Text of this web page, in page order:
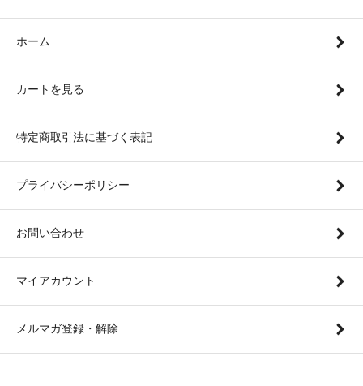
ホーム
カートを見る
特定商取引法に基づく表記
プライバシーポリシー
お問い合わせ
マイアカウント
メルマガ登録・解除